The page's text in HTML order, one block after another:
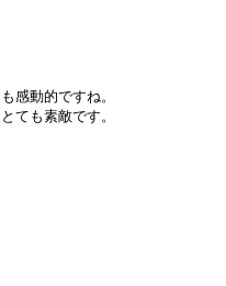
感動的ですね。
ても素敵です。